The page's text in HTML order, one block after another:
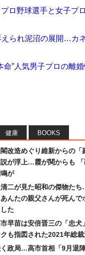
ロ野球選手と女子プ
られ泥沼の展開…カ
”人気男子プロの離婚
健康 BOOKS
改造めぐり維新からの「
が浮上…霞が関からも
が
二が見た昭和の傑物た
あんたの親父さんが死ん
た
早苗は安倍晋三の「忠
も指図された2021年総
政局…高市首相「9月退